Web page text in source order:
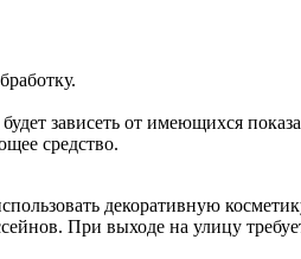
зависеть от имеющихся
средство.
декоративную
При выходе на улицу